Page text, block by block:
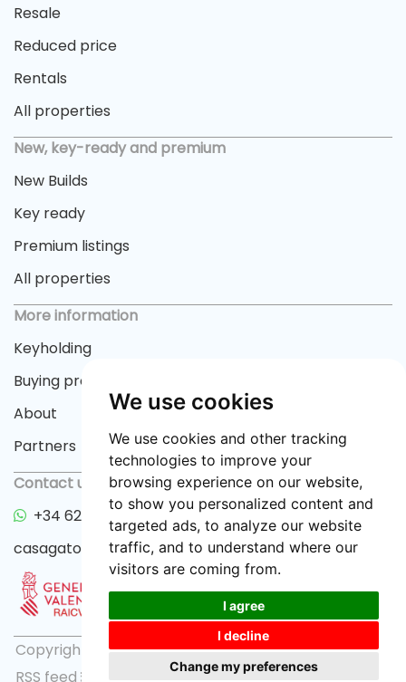
We use cookies
We use cookies and other tracking
technologies to improve your
browsing experience on our website,
to show you personalized content and
targeted ads, to analyze our website
traffic, and to understand where our
visitors are coming from.
I agree
I decline
Change my preferences
Resale
Reduced price
Rentals
All properties
New, key-ready and premium
New Builds
Key ready
Premium listings
All properties
More information
Keyholding
Buying process
About
Partners
Contact us
+34 622 33 55 82
casagator@gmail.com
Copyright © 2026 casagator.com |Privacy policy|
RSS feed